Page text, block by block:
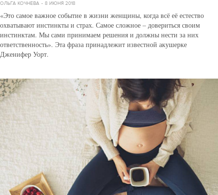
ОЛЬГА КОЧНЕВА 8 ИЮНЯ 2018
«Это самое важное событие в жизни женщины, когда всё её естество
охватывают инстинкты и страх. Самое сложное – довериться своим
инстинктам. Мы сами принимаем решения и должны нести за них
ответственность». Эта фраза принадлежит известной акушерке
Дженифер Уорт.